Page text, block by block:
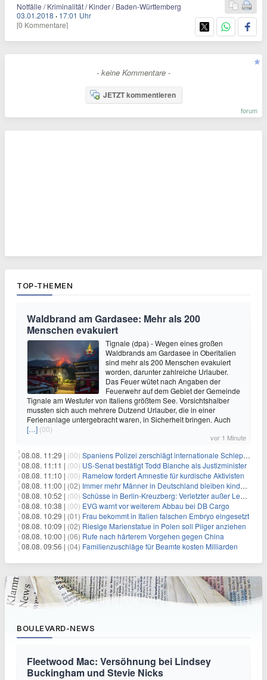
Notfälle / Kriminalität / Kinder / Baden-Württemberg
03.01.2018 · 17:01 Uhr
[0 Kommentare]
- keine Kommentare -
JETZT kommentieren
forum
TOP-THEMEN
Waldbrand am Gardasee: Mehr als 200
Menschen evakuiert
Tignale (dpa) - Wegen eines großen
Waldbrands am Gardasee in Oberitalien
sind mehr als 200 Menschen evakuiert
worden, darunter zahlreiche Urlauber.
Das Feuer wütet nach Angaben der
Feuerwehr auf dem Gebiet der Gemeinde
Tignale am Westufer von Italiens größtem See. Vorsichtshalber
mussten sich auch mehrere Dutzend Urlauber, die in einer
Ferienanlage untergebracht waren, in Sicherheit bringen. Auch
[…] (00)
vor 1 Minute
08.08. 11:29 | (00) Spaniens Polizei zerschlägt internationale Schlepperbande
08.08. 11:11 | (00) US-Senat bestätigt Todd Blanche als Justizminister
08.08. 11:10 | (00) Ramelow fordert Amnestie für kurdische Aktivisten
08.08. 11:00 | (02) Immer mehr Männer in Deutschland bleiben kinderlos
08.08. 10:52 | (00) Schüsse in Berlin-Kreuzberg: Verletzter außer Lebensgefahr
08.08. 10:38 | (00) EVG warnt vor weiterem Abbau bei DB Cargo
08.08. 10:29 | (01) Frau bekommt in Italien falschen Embryo eingesetzt
08.08. 10:09 | (02) Riesige Marienstatue in Polen soll Pilger anziehen
08.08. 10:00 | (06) Rufe nach härterem Vorgehen gegen China
08.08. 09:56 | (04) Familienzuschläge für Beamte kosten Milliarden
BOULEVARD-NEWS
Fleetwood Mac: Versöhnung bei Lindsey
Buckingham und Stevie Nicks